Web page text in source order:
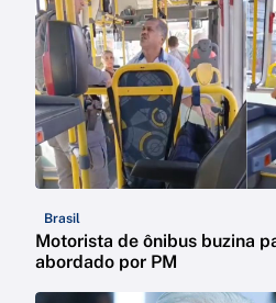
Brasil
Motorista de ônibus buzina
abordado por PM